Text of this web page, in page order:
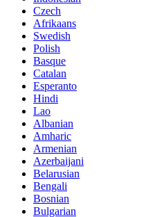
Czech
Afrikaans
Swedish
Polish
Basque
Catalan
Esperanto
Hindi
Lao
Albanian
Amharic
Armenian
Azerbaijani
Belarusian
Bengali
Bosnian
Bulgarian